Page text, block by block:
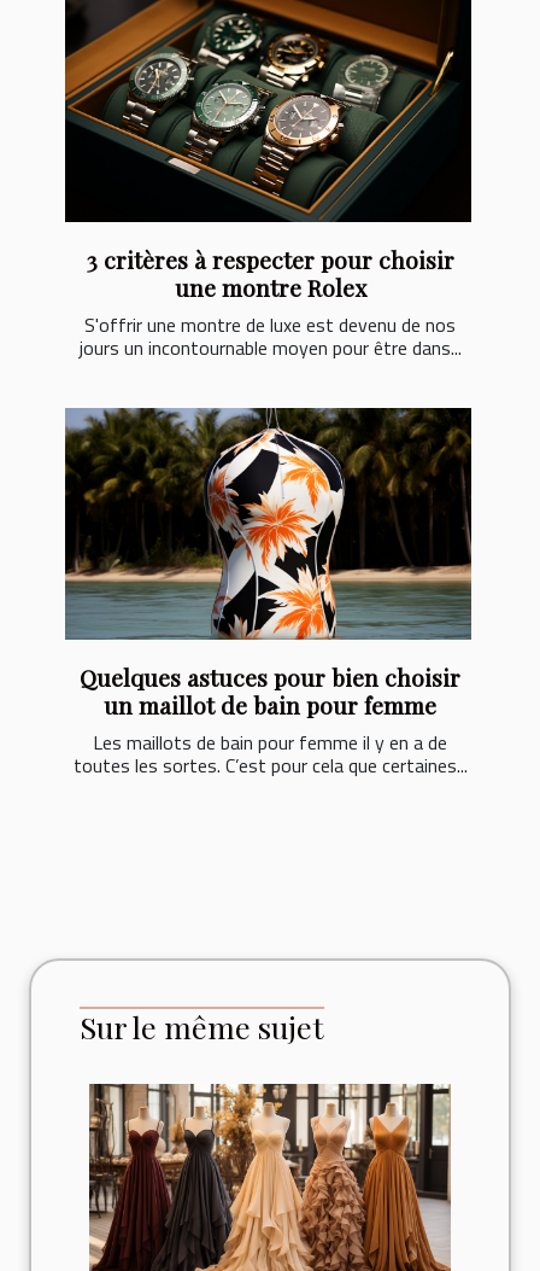
3 critères à respecter pour choisir
une montre Rolex
S'offrir une montre de luxe est devenu de nos
jours un incontournable moyen pour être dans...
Quelques astuces pour bien choisir
un maillot de bain pour femme
Les maillots de bain pour femme il y en a de
toutes les sortes. C’est pour cela que certaines...
Sur le même sujet